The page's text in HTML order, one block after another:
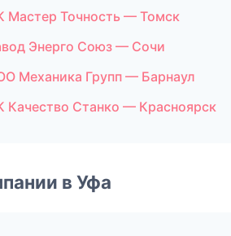
Мастер Точность — Томск
Энерго Союз — Сочи
Механика Групп — Барнаул
Качество Станко — Красноярск
в Уфа